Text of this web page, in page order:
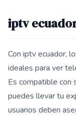
iptv
Con iptv ecuador,
ideales para ver
Es compatible con
puedes llevar tu
usuarios deben